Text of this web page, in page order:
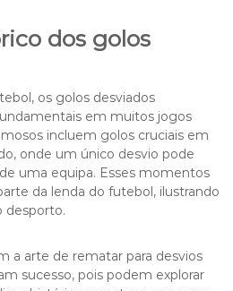
dos golos
os golos desviados
em muitos jogos
incluem golos cruciais em
onde um único desvio pode
uma equipa. Esses momentos
da lenda do futebol, ilustrando
desporto.
a arte de rematar para desvios
sucesso, pois podem explorar